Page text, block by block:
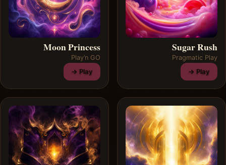
Sugar Rush
Pragmatic Play
Play →
Moon Princess
Play’n GO
Play →